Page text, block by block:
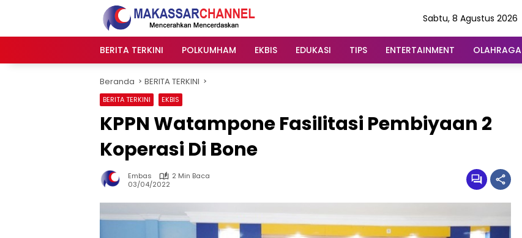
Sabtu, 8 Agustus 2026
BERITA TERKINI POLKUMHAM EKBIS EDUKASI TIPS ENTERTAINMENT OLAHRAGA
Beranda BERITA TERKINI
BERITA TERKINI EKBIS
KPPN Watampone Fasilitasi Pembiyaan 2
Koperasi Di Bone
Embas
2 Min Baca
03/04/2022